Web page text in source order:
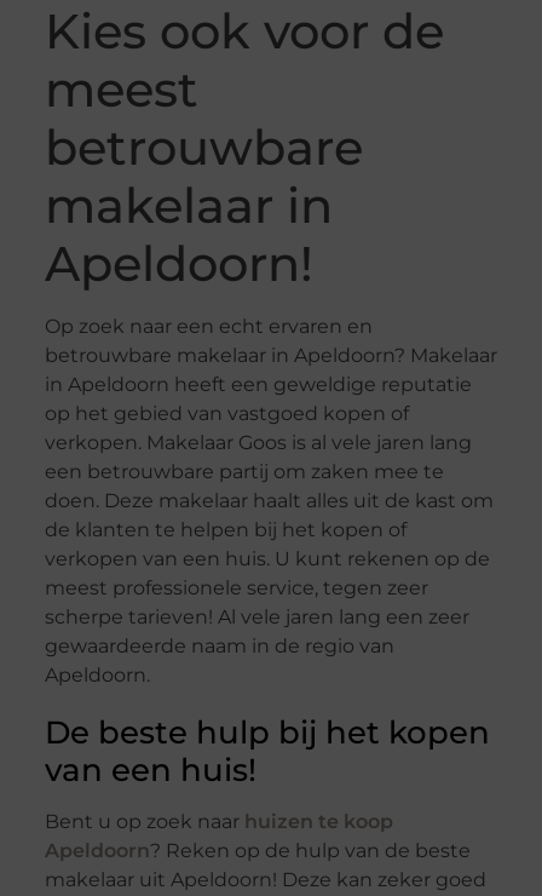
Kies ook voor de
meest
betrouwbare
makelaar in
Apeldoorn!
Op zoek naar een echt ervaren en
betrouwbare makelaar in Apeldoorn? Makelaar
in Apeldoorn heeft een geweldige reputatie
op het gebied van vastgoed kopen of
verkopen. Makelaar Goos is al vele jaren lang
een betrouwbare partij om zaken mee te
doen. Deze makelaar haalt alles uit de kast om
de klanten te helpen bij het kopen of
verkopen van een huis. U kunt rekenen op de
meest professionele service, tegen zeer
scherpe tarieven! Al vele jaren lang een zeer
gewaardeerde naam in de regio van
Apeldoorn.
De beste hulp bij het kopen
van een huis!
Bent u op zoek naar huizen te koop
Apeldoorn? Reken op de hulp van de beste
makelaar uit Apeldoorn! Deze kan zeker goed